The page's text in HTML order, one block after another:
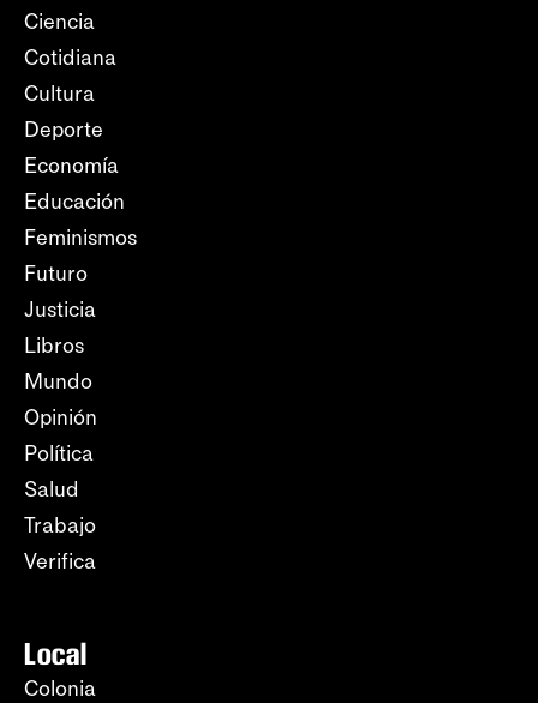
Ciencia
Cotidiana
Cultura
Deporte
Economía
Educación
Feminismos
Futuro
Justicia
Libros
Mundo
Opinión
Política
Salud
Trabajo
Verifica
Local
Colonia